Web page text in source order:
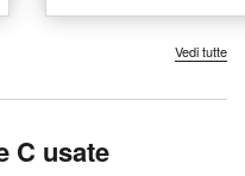
Vedi tutte
C usate